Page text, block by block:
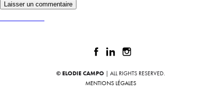
© ELODIE CAMPO| ALL RIGHTS RESERVED.
MENTIONS LÉGALES